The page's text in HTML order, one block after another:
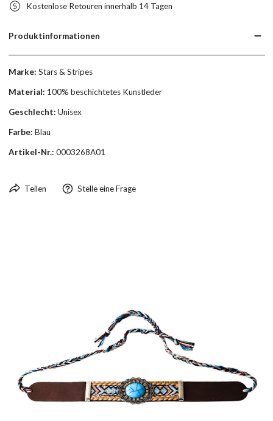
Kostenlose Retouren innerhalb 14 Tagen
Produktinformationen
Marke: Stars & Stripes
Material: 100% beschichtetes Kunstleder
Geschlecht: Unisex
Farbe: Blau
Artikel-Nr.: 0003268A01
Teilen Stelle eine Frage